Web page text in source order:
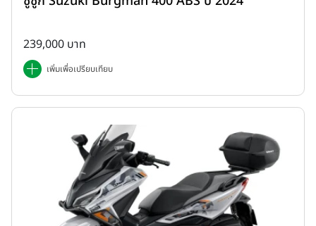
239,000 บาท
เพิ่มเพื่อเปรียบเทียบ